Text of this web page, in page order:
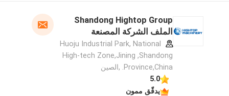
Shandong Hightop Group
الملف الشركة المصنعة
Huoju Industrial Park, National
High-tech Zone,Jining ,Shandong
Province,China. ,الصين
5.0
يدقّق ممون